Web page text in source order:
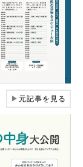
▶元記事を見る